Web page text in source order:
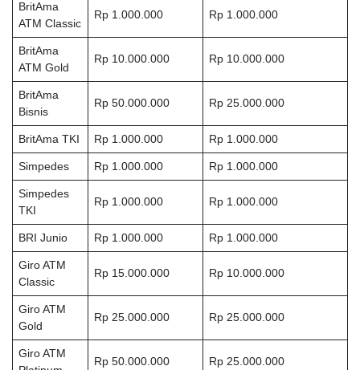
BritAma
ATM Classic
Rp 1.000.000 Rp 1.000.000
BritAma
ATM Gold
Rp 10.000.000 Rp 10.000.000
BritAma
Bisnis
Rp 50.000.000 Rp 25.000.000
BritAma TKI Rp 1.000.000 Rp 1.000.000
Simpedes Rp 1.000.000 Rp 1.000.000
Simpedes
TKI
Rp 1.000.000 Rp 1.000.000
BRI Junio Rp 1.000.000 Rp 1.000.000
Giro ATM
Classic
Rp 15.000.000 Rp 10.000.000
Giro ATM
Gold
Rp 25.000.000 Rp 25.000.000
Giro ATM
Rp 50.000.000 Rp 25.000.000